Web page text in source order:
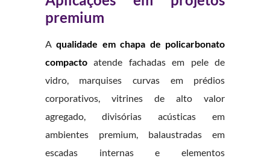
premium
Aqualidade em chapa de policarbonato
compactoatende fachadas em pele de
vidro, marquises curvas em prédios
corporativos, vitrines de alto valor
agregado, divisórias acústicas em
ambientes premium, balaustradas em
escadas internas e elementos